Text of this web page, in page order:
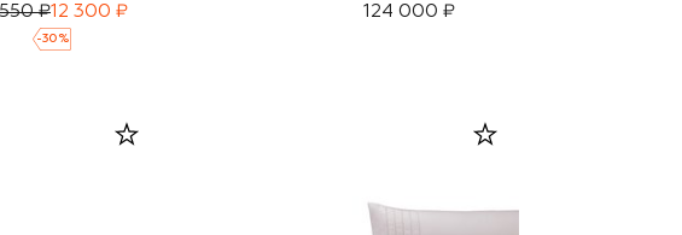
₽12 300 ₽
-30 %
124 000 ₽